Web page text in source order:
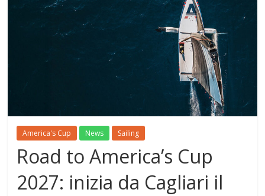
America's Cup News Sailing
Road to America’s Cup
2027: inizia da Cagliari il